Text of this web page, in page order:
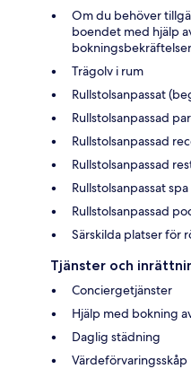
Om du behöver
boendet med hjälp
Trägolv i rum
Rullstolsanpassat
Rullstolsanpassad
Rullstolsanpassad
Rullstolsanpassad
Rullstolsanpassat spa
Rullstolsanpassad
Särskilda platser för
Tjänster och
Conciergetjänster
Hjälp med bokning
Daglig städning
Värdeförvaringsskåp